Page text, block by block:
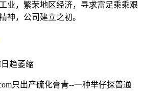
业，繁荣地区经济，寻求富足乘乘艰
神，公司建立之初。
趋萎缩
只出产硫化膏青--一种举仔探普通